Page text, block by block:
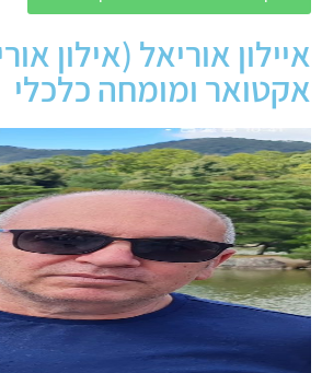
איילון אוריאל (אילון
אקטואר ומומחה כלכלי